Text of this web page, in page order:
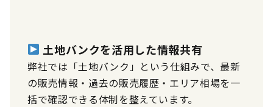
土地バンクを活用した情報共有
弊社では「土地バンク」という仕組みで、最新
の販売情報・過去の販売履歴・エリア相場を一
括で確認できる体制を整えています。